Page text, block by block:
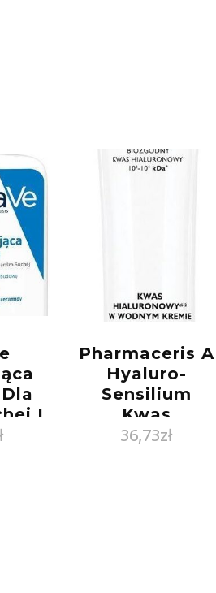
I
Pharmaceris A
Hyaluro-
Sensilium
Kwas
Hialuronowy w
36,73zł